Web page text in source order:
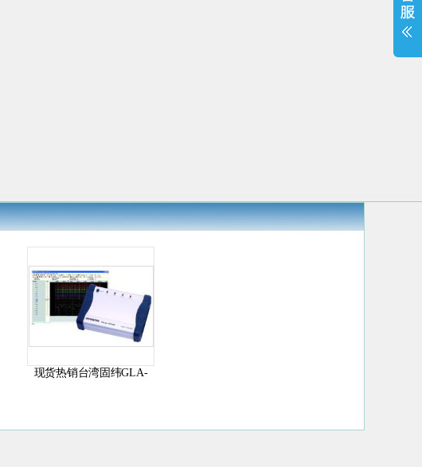
现货热销台湾固纬GLA-